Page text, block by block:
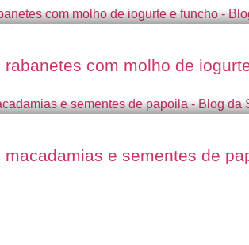
com molho de
e sementes de